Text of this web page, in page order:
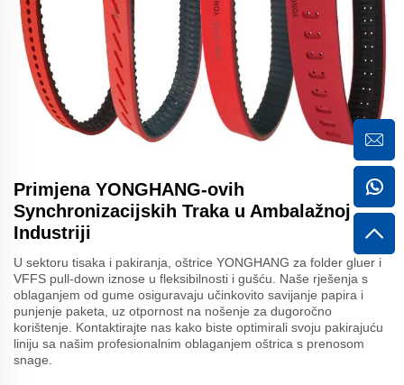
Primjena YONGHANG-ovih
Synchronizacijskih Traka u Ambalažnoj
Industriji
U sektoru tisaka i pakiranja, oštrice YONGHANG za folder gluer i
VFFS pull-down iznose u fleksibilnosti i gušću. Naše rješenja s
oblaganjem od gume osiguravaju učinkovito savijanje papira i
punjenje paketa, uz otpornost na nošenje za dugoročno
korištenje. Kontaktirajte nas kako biste optimirali svoju pakirajuću
liniju sa našim profesionalnim oblaganjem oštrica s prenosom
snage.